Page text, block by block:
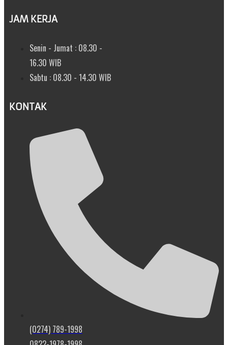
JAM KERJA
Senin - Jumat : 08.30 -
16.30 WIB
Sabtu : 08.30 - 14.30 WIB
KONTAK
(0274) 789-1998